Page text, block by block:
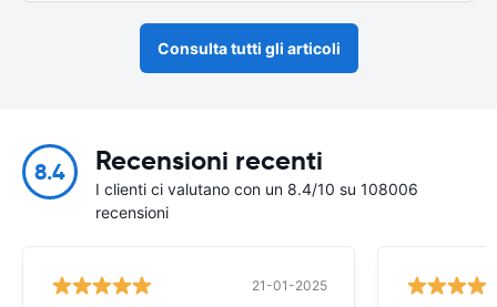
Consulta tutti gli articoli
8.4 Recensioni recenti
I clienti ci valutano con un 8.4/10 su 108006
recensioni
21-01-2025